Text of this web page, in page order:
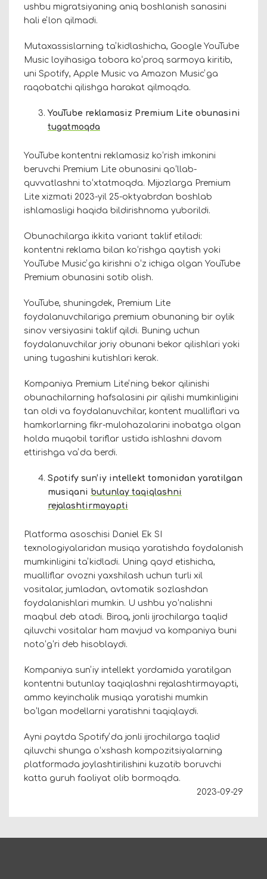
ushbu migratsiyaning aniq boshlanish sanasini
hali eʼlon qilmadi.
Mutaxassislarning taʼkidlashicha, Google YouTube
Music loyihasiga tobora koʻproq sarmoya kiritib,
uni Spotify, Apple Music va Amazon Musicʼga
raqobatchi qilishga harakat qilmoqda.
YouTube reklamasiz Premium Lite obunasini
tugatmoqda
YouTube kontentni reklamasiz koʻrish imkonini
beruvchi Premium Lite obunasini qoʻllab-
quvvatlashni toʻxtatmoqda. Mijozlarga Premium
Lite xizmati 2023-yil 25-oktyabrdan boshlab
ishlamasligi haqida bildirishnoma yuborildi.
Obunachilarga ikkita variant taklif etiladi:
kontentni reklama bilan koʻrishga qaytish yoki
YouTube Musicʼga kirishni oʻz ichiga olgan YouTube
Premium obunasini sotib olish.
YouTube, shuningdek, Premium Lite
foydalanuvchilariga premium obunaning bir oylik
sinov versiyasini taklif qildi. Buning uchun
foydalanuvchilar joriy obunani bekor qilishlari yoki
uning tugashini kutishlari kerak.
Kompaniya Premium Liteʼning bekor qilinishi
obunachilarning hafsalasini pir qilishi mumkinligini
tan oldi va foydalanuvchilar, kontent mualliflari va
hamkorlarning fikr-mulohazalarini inobatga olgan
holda muqobil tariflar ustida ishlashni davom
ettirishga vaʼda berdi.
Spotify sunʼiy intellekt tomonidan yaratilgan
musiqani butunlay taqiqlashni
rejalashtirmayapti
Platforma asoschisi Daniel Ek SI
texnologiyalaridan musiqa yaratishda foydalanish
mumkinligini taʼkidladi. Uning qayd etishicha,
mualliflar ovozni yaxshilash uchun turli xil
vositalar, jumladan, avtomatik sozlashdan
foydalanishlari mumkin. U ushbu yoʻnalishni
maqbul deb atadi. Biroq, jonli ijrochilarga taqlid
qiluvchi vositalar ham mavjud va kompaniya buni
notoʻgʻri deb hisoblaydi.
Kompaniya sunʼiy intellekt yordamida yaratilgan
kontentni butunlay taqiqlashni rejalashtirmayapti,
ammo keyinchalik musiqa yaratishi mumkin
boʻlgan modellarni yaratishni taqiqlaydi.
Ayni paytda Spotifyʼda jonli ijrochilarga taqlid
qiluvchi shunga oʻxshash kompozitsiyalarning
platformada joylashtirilishini kuzatib boruvchi
katta guruh faoliyat olib bormoqda.
2023-09-29